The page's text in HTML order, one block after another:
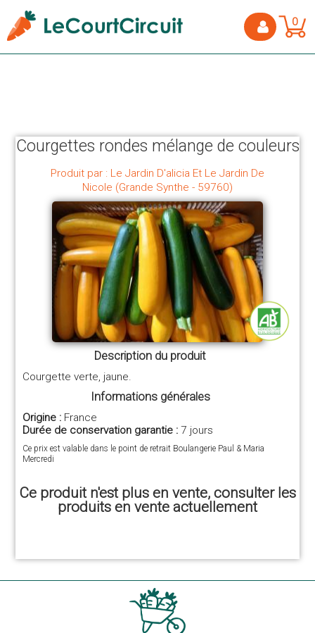
0
Courgettes rondes mélange de couleurs
Produit par : Le Jardin D'alicia Et Le Jardin De
Nicole (Grande Synthe - 59760)
Description du produit
Courgette verte, jaune.
Informations générales
Origine : France
Durée de conservation garantie :7 jours
Ce prix est valable dans le point de retrait Boulangerie Paul & Maria
Mercredi
Ce produit n'est plus en vente, consulter les
produits en vente actuellement